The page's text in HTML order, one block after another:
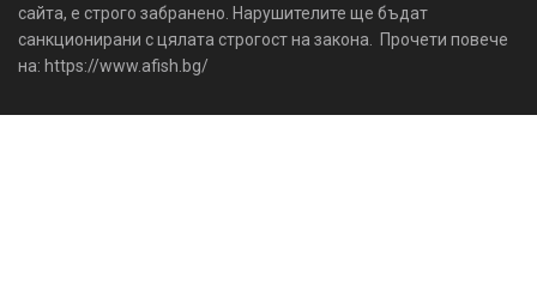
сайта, е строго забранено. Нарушителите ще бъдат
санкционирани с цялата строгост на закона. Прочети повече
на: https://www.afish.bg/